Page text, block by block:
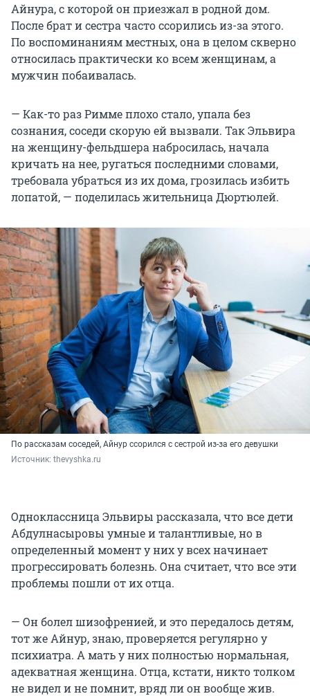
Айнура, с которой он приезжал в родной дом.
После брат и сестра часто ссорились из-за этого.
По воспоминаниям местных, она в целом скверно
относилась практически ко всем женщинам, а
мужчин побаивалась.
— Как-то раз Римме плохо стало, упала без
сознания, соседи скорую ей вызвали. Так Эльвира
на женщину-фельдшера набросилась, начала
кричать на нее, ругаться последними словами,
требовала убраться из их дома, грозилась избить
лопатой, — поделилась жительница Дюртюлей.
По рассказам соседей, Айнур ссорился с сестрой из-за его девушки
Источник: thevyshka.ru
Одноклассница Эльвиры рассказала, что все дети
Абдулнасыровы умные и талантливые, но в
определенный момент у них у всех начинает
прогрессировать болезнь. Она считает, что все эти
проблемы пошли от их отца.
— Он болел шизофренией, и это передалось детям,
тот же Айнур, знаю, проверяется регулярно у
психиатра. А мать у них полностью нормальная,
адекватная женщина. Отца, кстати, никто толком
не видел и не помнит, вряд ли он вообще жив.